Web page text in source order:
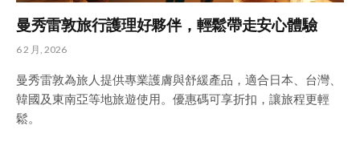
曼秀雷敦旅行護理好夥伴，輕鬆帶走安心體驗
6 2 月, 2026
曼秀雷敦為旅人提供專業護膚與舒緩產品，適合日本、台灣、
韓國及東南亞等地旅遊使用。優惠碼可享折扣，讓旅程更輕
鬆。